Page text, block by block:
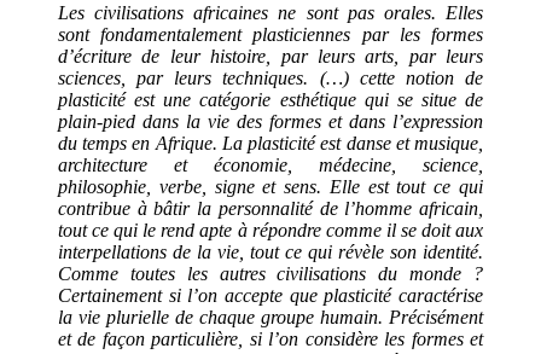
Les civilisations africaines ne sont pas orales. Elles
sont fondamentalement plasticiennes par les formes
d’écriture de leur histoire, par leurs arts, par leurs
sciences, par leurs techniques. (…) cette notion de
plasticité est une catégorie esthétique qui se situe de
plain-pied dans la vie des formes et dans l’expression
du temps en Afrique. La plasticité est danse et musique,
architecture et économie, médecine, science,
philosophie, verbe, signe et sens. Elle est tout ce qui
contribue à bâtir la personnalité de l’homme africain,
tout ce qui le rend apte à répondre comme il se doit aux
interpellations de la vie, tout ce qui révèle son identité.
Comme toutes les autres civilisations du monde ?
Certainement si l’on accepte que plasticité caractérise
la vie plurielle de chaque groupe humain. Précisément
et de façon particulière, si l’on considère les formes et